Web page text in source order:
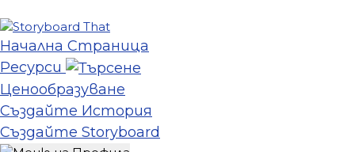
Начална Страница
Ресурси
Ценообразуване
Създайте История
Създайте Storyboard